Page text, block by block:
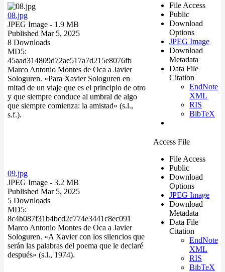
08.jpg
JPEG Image - 1.9 MB
Published Mar 5, 2025
8 Downloads
MD5:
45aad314809d72ae517a7d215e8076fb
Marco Antonio Montes de Oca a Javier
Sologuren. «Para Xavier Sologuren en
mitad de un viaje que es el principio de otro
y que siempre conduce al umbral de algo
que siempre comienza: la amistad» (s.l.,
s.f.).
File Access
Public
Download
Options
JPEG Image
Download
Metadata
Data File
Citation
EndNote
XML
RIS
BibTeX
09.jpg
JPEG Image - 3.2 MB
Published Mar 5, 2025
5 Downloads
MD5:
8c4b087f31b4bcd2c774e3441c8ec091
Marco Antonio Montes de Oca a Javier
Sologuren. «A Xavier con los silencios que
serán las palabras del poema que le declaré
después» (s.l., 1974).
Access File
File Access
Public
Download
Options
JPEG Image
Download
Metadata
Data File
Citation
EndNote
XML
RIS
BibTeX